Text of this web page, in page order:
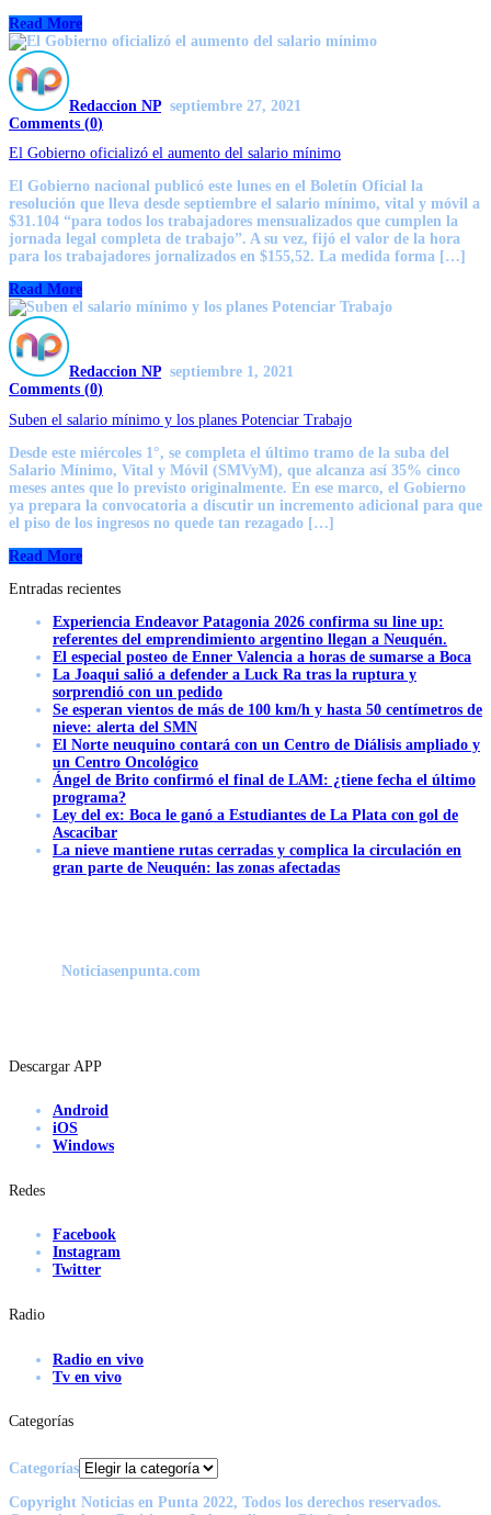
Read More
Redaccion NP septiembre 27, 2021
Comments (0)
El Gobierno oficializó el aumento del salario mínimo
El Gobierno nacional publicó este lunes en el Boletín Oficial la
resolución que lleva desde septiembre el salario mínimo, vital y móvil a
$31.104 “para todos los trabajadores mensualizados que cumplen la
jornada legal completa de trabajo”. A su vez, fijó el valor de la hora
para los trabajadores jornalizados en $155,52. La medida forma […]
Read More
Redaccion NP septiembre 1, 2021
Comments (0)
Suben el salario mínimo y los planes Potenciar Trabajo
Desde este miércoles 1°, se completa el último tramo de la suba del
Salario Mínimo, Vital y Móvil (SMVyM), que alcanza así 35% cinco
meses antes que lo previsto originalmente. En ese marco, el Gobierno
ya prepara la convocatoria a discutir un incremento adicional para que
el piso de los ingresos no quede tan rezagado […]
Read More
Entradas recientes
Experiencia Endeavor Patagonia 2026 confirma su line up:
referentes del emprendimiento argentino llegan a Neuquén.
El especial posteo de Enner Valencia a horas de sumarse a Boca
La Joaqui salió a defender a Luck Ra tras la ruptura y
sorprendió con un pedido
Se esperan vientos de más de 100 km/h y hasta 50 centímetros de
nieve: alerta del SMN
El Norte neuquino contará con un Centro de Diálisis ampliado y
un Centro Oncológico
Ángel de Brito confirmó el final de LAM: ¿tiene fecha el último
programa?
Ley del ex: Boca le ganó a Estudiantes de La Plata con gol de
Ascacibar
La nieve mantiene rutas cerradas y complica la circulación en
gran parte de Neuquén: las zonas afectadas
Noticiasenpunta.com
Descargar APP
Android
iOS
Windows
Redes
Facebook
Instagram
Twitter
Radio
Radio en vivo
Tv en vivo
Categorías
Categorías
Copyright Noticias en Punta 2022, Todos los derechos reservados.